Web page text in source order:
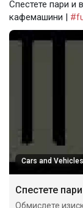
Спестете пари и
кафемашини |
Cars and Vehicles
Обмислете